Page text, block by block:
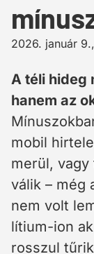
2026. január
A téli hideg
hanem az
mobil
merül, vagy
válik – még
nem volt
lítium-ion
rosszul